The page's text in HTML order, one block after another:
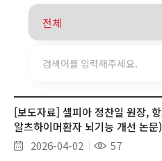
[보도자료] 셀피아 정찬일 원장,
알츠하이머환자 뇌기능 개선 논문)
2026-04-02
57